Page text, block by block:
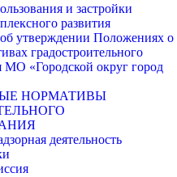
и застройки
развития
утверждении Положениях о
градостроительного
МО «Городской округ город
НОРМАТИВЫ
деятельность